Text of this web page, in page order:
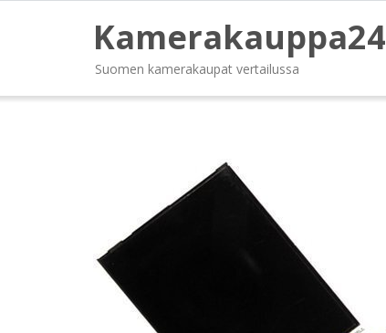
Kamerakauppa24
Suomen kamerakaupat vertailussa